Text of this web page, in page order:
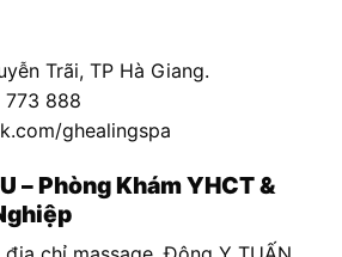
Trãi, TP Hà Giang.
773 888
ghealingspa
– Phòng Khám YHCT &